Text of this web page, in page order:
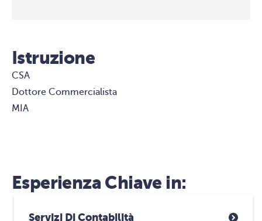
Istruzione
CSA
Dottore Commercialista
MIA
Esperienza Chiave in:
Servizi Di Contabilità